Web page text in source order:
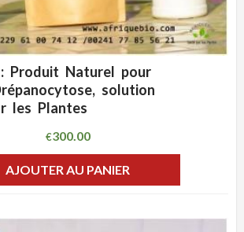
Produit Naturel pour
solution
les Plantes
€300.00
AJOUTER AU PANIER